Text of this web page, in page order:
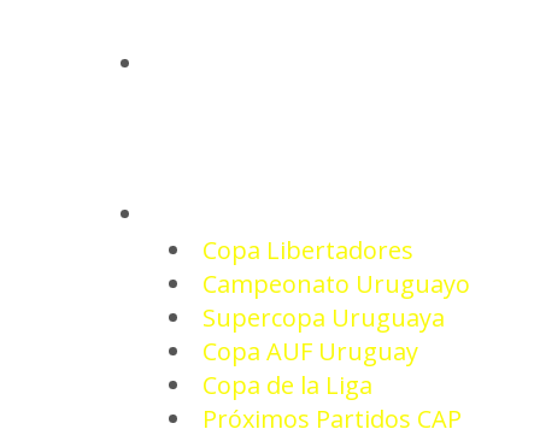
Copa Libertadores
Campeonato Uruguayo
Supercopa Uruguaya
Copa AUF Uruguay
Copa de la Liga
Próximos Partidos CAP